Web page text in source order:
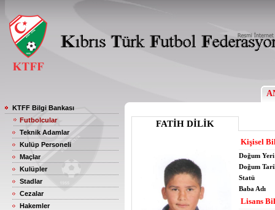
KTFF Bilgi Bankası
Futbolcular
Teknik Adamlar
Kulüp Personeli
Maçlar
Kulüpler
Stadlar
Cezalar
Hakemler
FATİH DİLİK
Kişisel
Doğum Yeri
Doğum
Statü
Baba Adı
Lisans